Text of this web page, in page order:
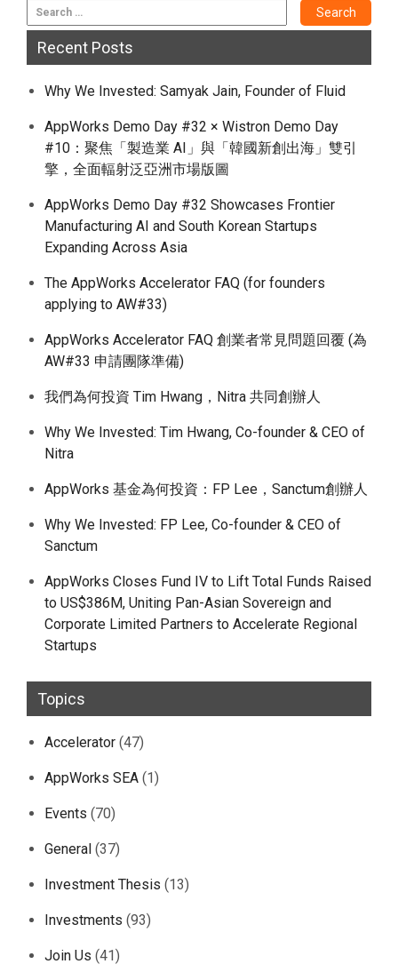
Recent Posts
Why We Invested: Samyak Jain, Founder of Fluid
AppWorks Demo Day #32 × Wistron Demo Day
#10：聚焦「製造業 AI」與「韓國新創出海」雙引
擎，全面輻射泛亞洲市場版圖
AppWorks Demo Day #32 Showcases Frontier
Manufacturing AI and South Korean Startups
Expanding Across Asia
The AppWorks Accelerator FAQ (for founders
applying to AW#33)
AppWorks Accelerator FAQ 創業者常見問題回覆 (為
AW#33 申請團隊準備)
我們為何投資 Tim Hwang，Nitra 共同創辦人
Why We Invested: Tim Hwang, Co-founder & CEO of
Nitra
AppWorks 基金為何投資：FP Lee，Sanctum創辦人
Why We Invested: FP Lee, Co-founder & CEO of
Sanctum
AppWorks Closes Fund IV to Lift Total Funds Raised
to US$386M, Uniting Pan-Asian Sovereign and
Corporate Limited Partners to Accelerate Regional
Startups
Topics
Accelerator (47)
AppWorks SEA (1)
Events (70)
General (37)
Investment Thesis (13)
Investments (93)
Join Us (41)